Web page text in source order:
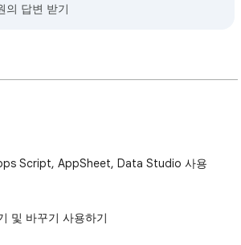
의 답변 받기
Script, AppSheet, Data Studio 사용
및 바꾸기 사용하기